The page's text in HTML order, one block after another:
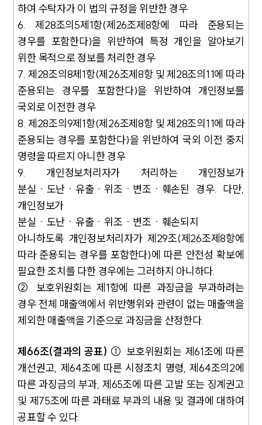
하여 수탁자가 이 법의 규정을 위반한 경우
6. 제28조의5제1항(제26조제8항에 따라 준용되는
경우를 포함한다)을 위반하여 특정 개인을 알아보기
위한 목적으로 정보를 처리한 경우
7. 제28조의8제1항(제26조제8항 및 제28조의11에 따라
준용되는 경우를 포함한다)을 위반하여 개인정보를
국외로 이전한 경우
8. 제28조의9제1항(제26조제8항 및 제28조의11에 따라
준용되는 경우를 포함한다)을 위반하여 국외 이전 중지
명령을 따르지 아니한 경우
9. 개인정보처리자가 처리하는 개인정보가
분실ㆍ도난ㆍ유출ㆍ위조ㆍ변조ㆍ훼손된 경우. 다만,
개인정보가
분실ㆍ도난ㆍ유출ㆍ위조ㆍ변조ㆍ훼손되지
아니하도록 개인정보처리자가 제29조(제26조제8항에
따라 준용되는 경우를 포함한다)에 따른 안전성 확보에
필요한 조치를 다한 경우에는 그러하지 아니하다.
② 보호위원회는 제1항에 따른 과징금을 부과하려는
경우 전체 매출액에서 위반행위와 관련이 없는 매출액을
제외한 매출액을 기준으로 과징금을 산정한다.
제66조(결과의 공표) ① 보호위원회는 제61조에 따른
개선권고, 제64조에 따른 시정조치 명령, 제64조의2에
따른 과징금의 부과, 제65조에 따른 고발 또는 징계권고
및 제75조에 따른 과태료 부과의 내용 및 결과에 대하여
공표할 수 있다.